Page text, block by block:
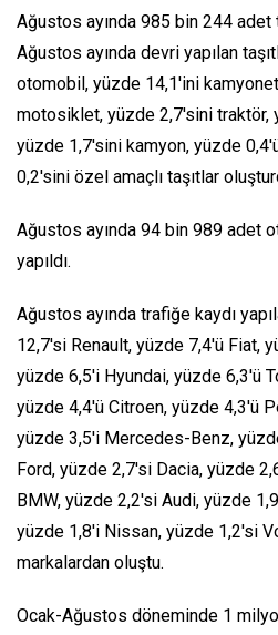
Ağustos ayında 985 bin 244 adet
Ağustos ayında devri yapılan
otomobil, yüzde 14,1'ini
motosiklet, yüzde 2,7'sini traktör,
yüzde 1,7'sini kamyon, yüzde
0,2'sini özel amaçlı taşıtlar
Ağustos ayında 94 bin 989 adet
yapıldı.
Ağustos ayında trafiğe kaydı
12,7'si Renault, yüzde 7,4'ü Fiat,
yüzde 6,5'i Hyundai, yüzde 6,3'ü
yüzde 4,4'ü Citroen, yüzde 4,3'ü
yüzde 3,5'i Mercedes-Benz,
Ford, yüzde 2,7'si Dacia, yüzde
BMW, yüzde 2,2'si Audi, yüzde
yüzde 1,8'i Nissan, yüzde 1,2'si
markalardan oluştu.
Ocak-Ağustos döneminde 1